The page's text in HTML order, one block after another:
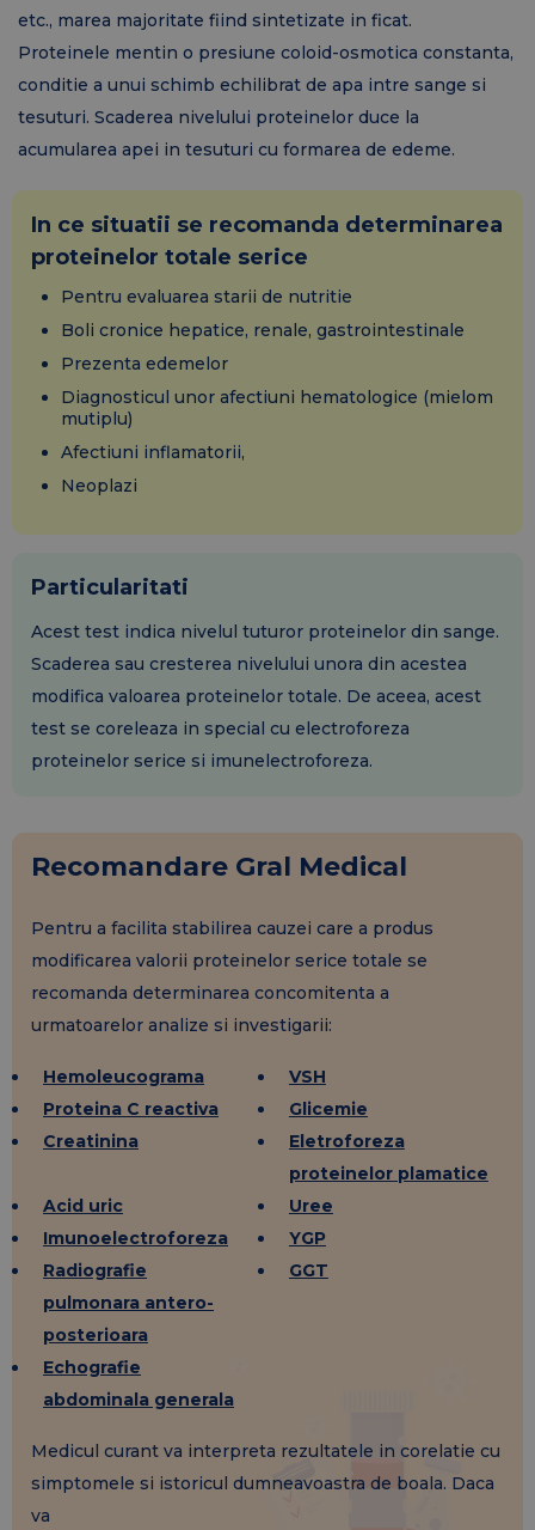
etc., marea majoritate fiind sintetizate in ficat.
Proteinele mentin o presiune coloid-osmotica constanta,
conditie a unui schimb echilibrat de apa intre sange si
tesuturi. Scaderea nivelului proteinelor duce la
acumularea apei in tesuturi cu formarea de edeme.
In ce situatii se recomanda determinarea
proteinelor totale serice
Pentru evaluarea starii de nutritie
Boli cronice hepatice, renale, gastrointestinale
Prezenta edemelor
Diagnosticul unor afectiuni hematologice (mielom
mutiplu)
Afectiuni inflamatorii,
Neoplazi
Particularitati
Acest test indica nivelul tuturor proteinelor din sange.
Scaderea sau cresterea nivelului unora din acestea
modifica valoarea proteinelor totale. De aceea, acest
test se coreleaza in special cu electroforeza
proteinelor serice si imunelectroforeza.
Recomandare Gral Medical
Pentru a facilita stabilirea cauzei care a produs
modificarea valorii proteinelor serice totale se
recomanda determinarea concomitenta a
urmatoarelor analize si investigarii:
Hemoleucograma
VSH
Proteina C reactiva
Glicemie
Creatinina
Eletroforeza
proteinelor plamatice
Acid uric
Uree
Imunoelectroforeza
YGP
Radiografie
pulmonara antero-
posterioara
GGT
Echografie
abdominala generala
Medicul curant va interpreta rezultatele in corelatie cu
simptomele si istoricul dumneavoastra de boala. Daca
va